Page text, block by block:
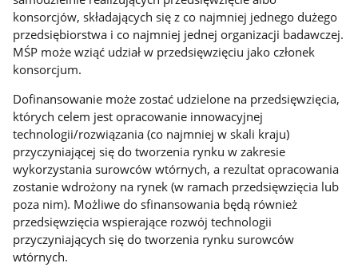
konsorcjów, składających się z co najmniej jednego dużego
przedsiębiorstwa i co najmniej jednej organizacji badawczej.
MŚP może wziąć udział w przedsięwzięciu jako członek
konsorcjum.
Dofinansowanie może zostać udzielone na przedsięwzięcia,
których celem jest opracowanie innowacyjnej
technologii/rozwiązania (co najmniej w skali kraju)
przyczyniającej się do tworzenia rynku w zakresie
wykorzystania surowców wtórnych, a rezultat opracowania
zostanie wdrożony na rynek (w ramach przedsięwzięcia lub
poza nim). Możliwe do sfinansowania będą również
przedsięwzięcia wspierające rozwój technologii
przyczyniających się do tworzenia rynku surowców
wtórnych.